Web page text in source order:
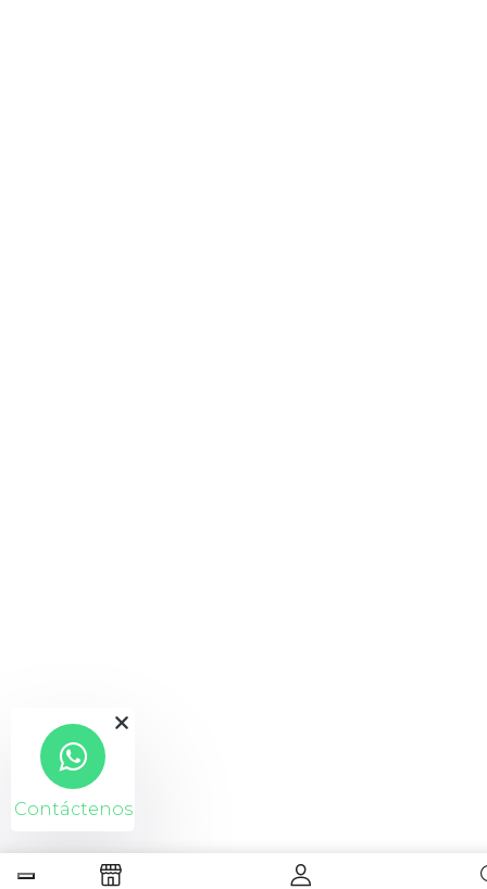
Contáctenos